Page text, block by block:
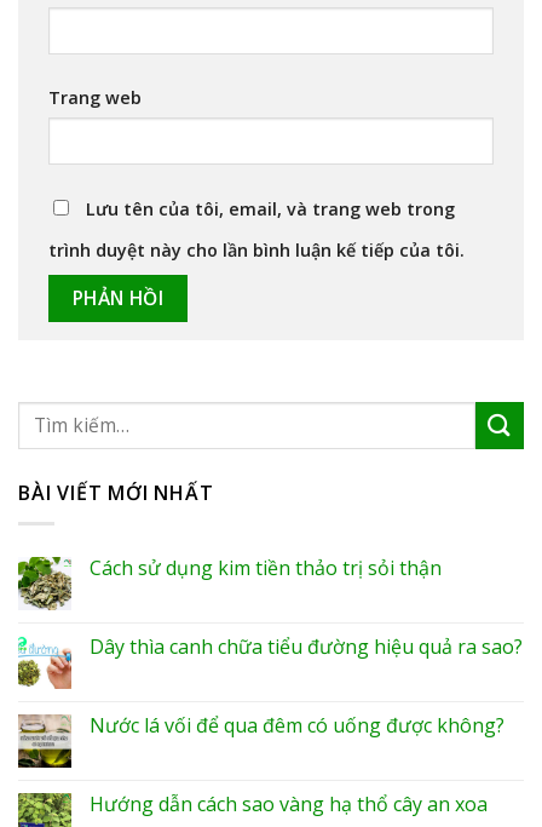
Trang web
Lưu tên của tôi, email, và trang web trong
trình duyệt này cho lần bình luận kế tiếp của tôi.
BÀI VIẾT MỚI NHẤT
Cách sử dụng kim tiền thảo trị sỏi thận
Dây thìa canh chữa tiểu đường hiệu quả ra sao?
Nước lá vối để qua đêm có uống được không?
Hướng dẫn cách sao vàng hạ thổ cây an xoa